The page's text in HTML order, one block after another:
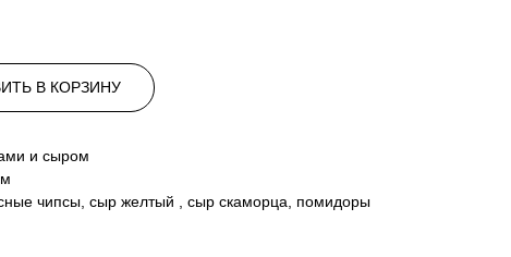
В КОРЗИНУ
и сыром
чипсы, сыр желтый , сыр скаморца, помидоры